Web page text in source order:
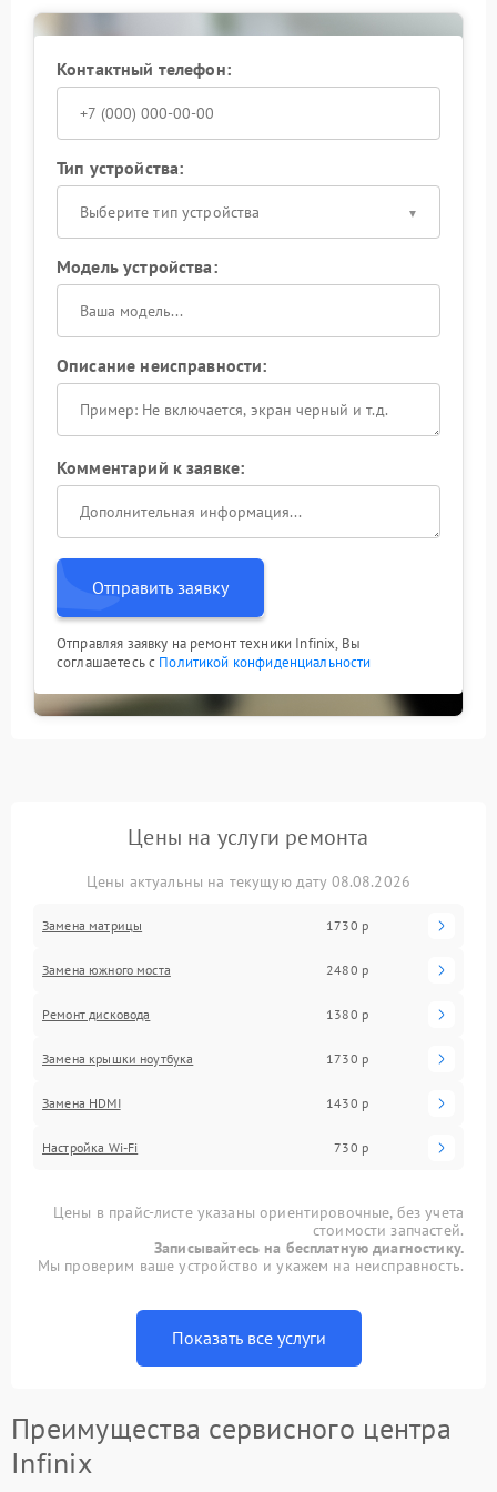
Контактный телефон:
Тип устройства:
Выберите тип устройства
Модель устройства:
Описание неисправности:
Комментарий к заявке:
Отправить заявку
Отправляя заявку на ремонт техники Infinix, Вы
соглашаетесь с Политикой конфиденциальности
Цены на услуги ремонта
Цены актуальны на текущую дату 08.08.2026
Замена матрицы 1730 р
Замена южного моста 2480 р
Ремонт дисковода 1380 р
Замена крышки ноутбука 1730 р
Замена HDMI 1430 р
Настройка Wi-Fi 730 р
Цены в прайс-листе указаны ориентировочные, без учета
стоимости запчастей.
Записывайтесь на бесплатную диагностику.
Мы проверим ваше устройство и укажем на неисправность.
Показать все услуги
Преимущества сервисного центра
Infinix